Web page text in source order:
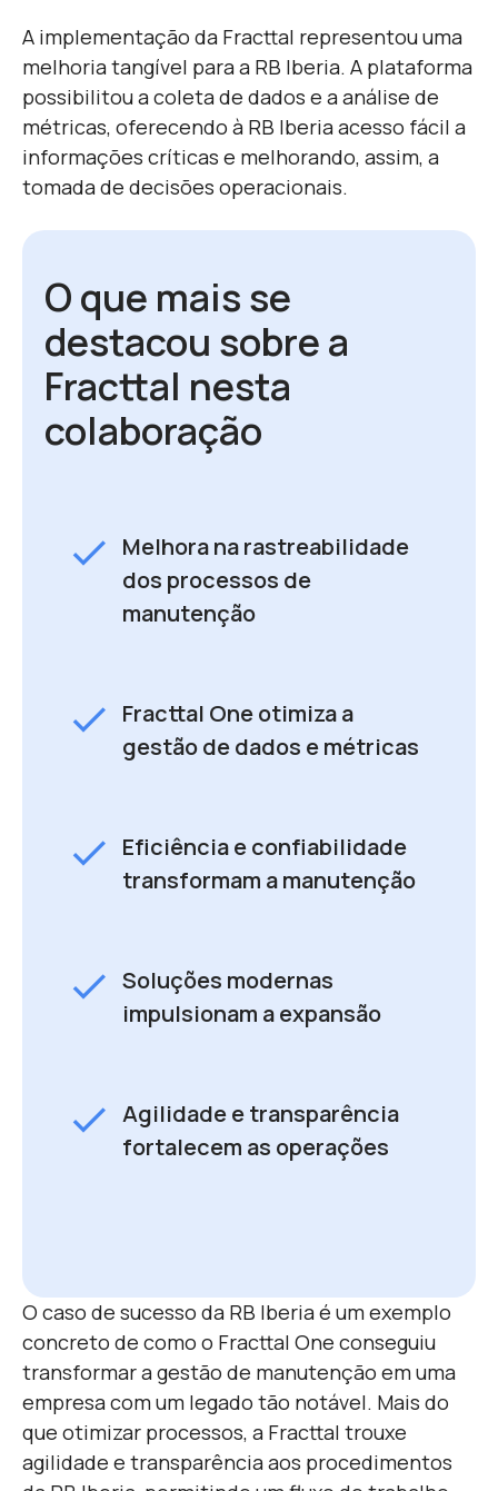
A implementação da Fracttal representou uma
melhoria tangível para a RB Iberia. A plataforma
possibilitou a coleta de dados e a análise de
métricas, oferecendo à RB Iberia acesso fácil a
informações críticas e melhorando, assim, a
tomada de decisões operacionais.
O que mais se
destacou sobre a
Fracttal nesta
colaboração
check Melhora na rastreabilidade
dos processos de
manutenção
check Fracttal One otimiza a
gestão de dados e métricas
check Eficiência e confiabilidade
transformam a manutenção
check Soluções modernas
impulsionam a expansão
check Agilidade e transparência
fortalecem as operações
O caso de sucesso da RB Iberia é um exemplo
concreto de como o Fracttal One conseguiu
transformar a gestão de manutenção em uma
empresa com um legado tão notável. Mais do
que otimizar processos, a Fracttal trouxe
agilidade e transparência aos procedimentos